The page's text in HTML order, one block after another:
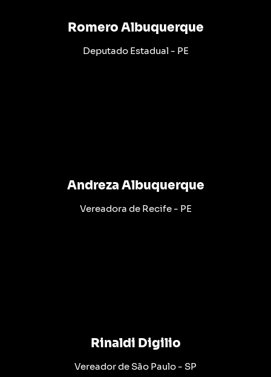
Romero Albuquerque
Deputado Estadual - PE
Andreza Albuquerque
Vereadora de Recife - PE
Rinaldi Digilio
Vereador de São Paulo - SP